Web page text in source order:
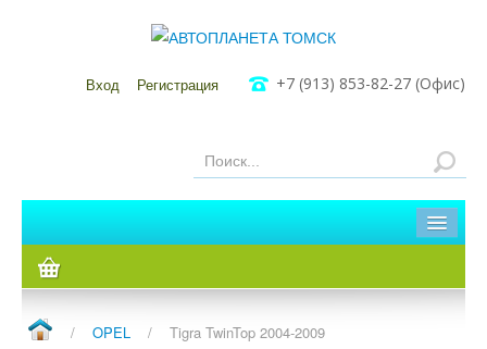
+7 (913) 853-82-27 (Офис)
Вход Регистрация
Главная
/ OPEL / Tigra TwinTop 2004-2009